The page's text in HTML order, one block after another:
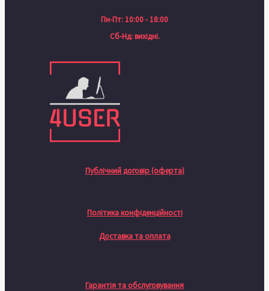
Пн-Пт: 10:00 - 18:00
Сб-Нд: вихідні.
Публічний договір (оферта)
Політика конфіденційності
Доставка та оплата
Гарантія та обслуговування